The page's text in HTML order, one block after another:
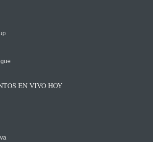
EN VIVO HOY